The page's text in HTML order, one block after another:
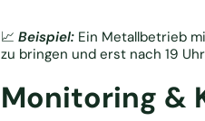
📈 Beispiel:Ein Metallbetrieb
zu bringen und erst nach 19
Monitoring &